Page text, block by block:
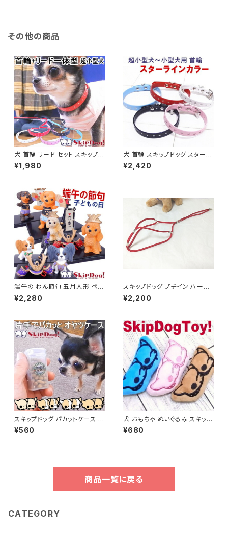
その他の商品
犬 首輪 リード セット スキップド
ッグ スターライン プチインリー
ド ペット 小型犬 超小型犬 子犬
軽量 ロープ 紐 室内 多頭飼い
パラコード カラフル 細い 練習
しつけ トレーニング 散歩 日本
製
¥1,980
犬 首輪 スキップドッグ スターラ
イン カラー ペット 小型犬 超小
型犬 子犬 チワワ 初めて おしゃ
¥2,420
端午の わん節句 五月人形 ペッ
ト 犬 ダックス プードル パピヨン
グッズ 端午の節句 5月5日 男の
ー
¥2,280
スキップドッグ プチイン ハーネ
スリード Pサイズ 紐ハーネス 超
小型犬 子犬 ナイロン 簡易 ひも
¥2,200
スキップドッグ パカットケース 毛
色 クリームホワイト系 犬 チワ
ワ 小型犬 おやつケース おやつ
¥560
犬 おもちゃ ぬいぐるみ スキップ
ドッグ トイ 音が鳴る チワワ ペッ
ト 子犬 小型犬 パピー 噛む カミ
¥680
商品一覧に戻る
CATEGORY